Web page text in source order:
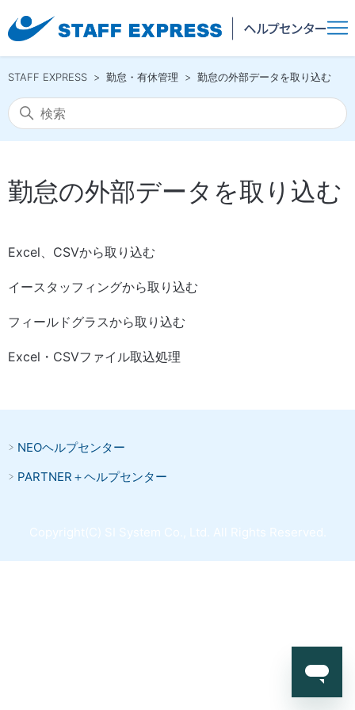
STAFF EXPRESS 勤怠・有休管理 勤怠の外部データを取り込む
勤怠の外部データを取り込む
Excel、CSVから取り込む
イースタッフィングから取り込む
フィールドグラスから取り込む
Excel・CSVファイル取込処理
NEOヘルプセンター
PARTNER＋ヘルプセンター
Copyright(C) SI System Co., Ltd. All Rights Reserved.